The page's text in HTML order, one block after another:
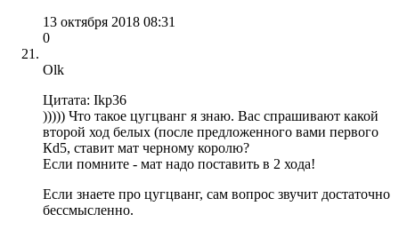
13 октября 2018 08:31
0
Olk
Цитата: Ikp36
))))) Что такое цугцванг я знаю. Вас спрашивают какой
второй ход белых (после предложенного вами первого
Кd5, ставит мат черному королю?
Если помните - мат надо поставить в 2 хода!
Если знаете про цугцванг, сам вопрос звучит достаточно
бессмысленно.